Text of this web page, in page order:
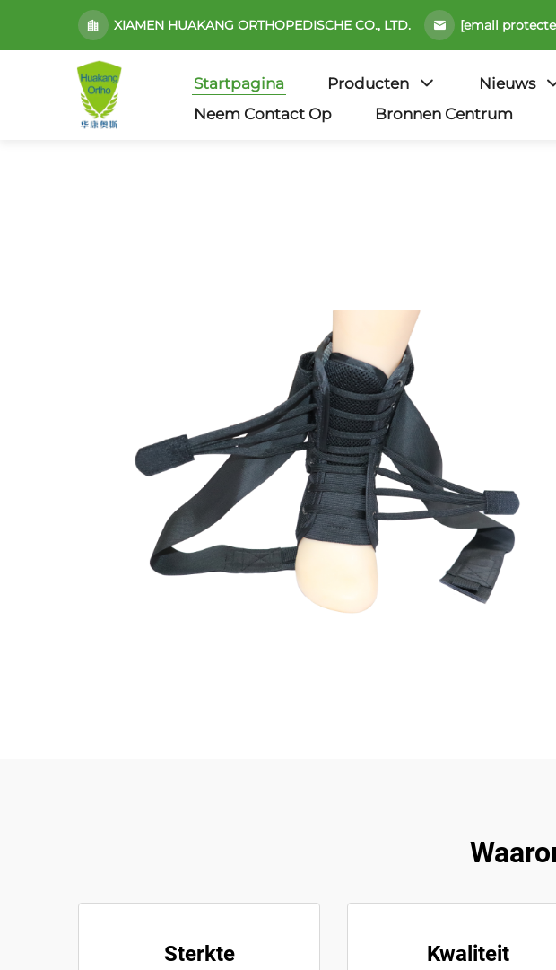
XIAMEN HUAKANG ORTHOPEDISCHE CO., LTD. [email
Startpagina Producten Nieuws
Neem Contact Op
Bronnen Centrum
Sterkte Kwaliteit